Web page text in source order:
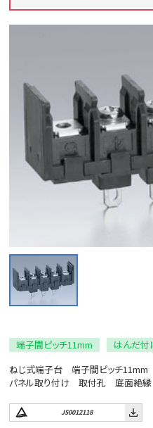
端子間ピッチ11mm
はんだ付
ねじ式端子台 端子間ピッチ
パネル取り付け 取付孔 底面
J50012118